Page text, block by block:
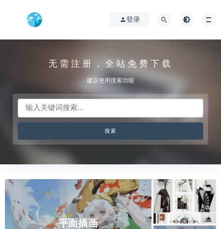
登录
无需注册，全站免费下载
建议使用搜索功能
平面插画